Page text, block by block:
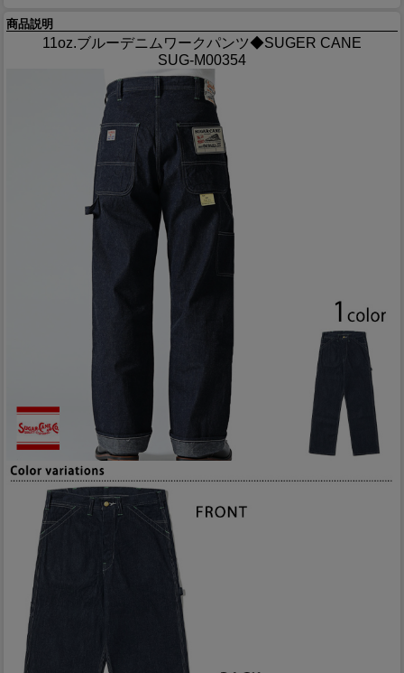
商品説明
11oz.ブルーデニムワークパンツ◆SUGER CANE
SUG-M00354